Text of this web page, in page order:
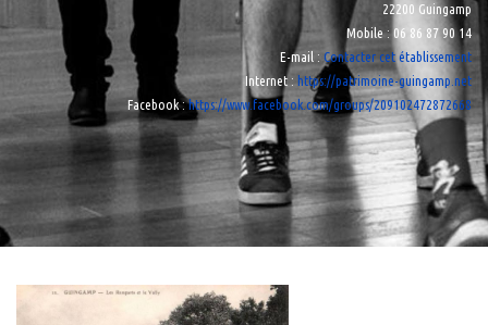
22200 Guingamp
Mobile: 06 86 87 90 14
E-mail : Contacter cet établissement
Internet : https://patrimoine-guingamp.net
Facebook:https://www.facebook.com/groups/209102472872668